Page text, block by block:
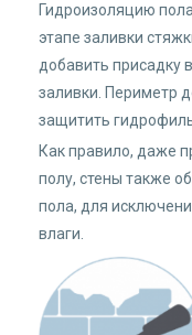
Гидроизоляцию
этапе заливки
добавить присадку
заливки. Периметр
защитить
Как правило, даже
полу, стены также
пола, для
влаги.